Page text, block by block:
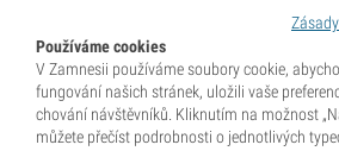
Používáme cookies
V Zamnesii používáme soubory cookie,
fungování našich stránek, uložili vaše
chování návštěvníků. Kliknutím na možnost
můžete přečíst podrobnosti o jednotlivých